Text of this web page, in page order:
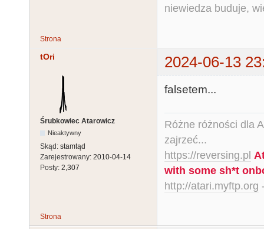
niewiedza buduje,
Strona
tOri 2024-06-13
Śrubkowiec Atarowicz
Nieaktywny
Skąd: stamtąd
Zarejestrowany: 2010-04-14
Posty: 2,307
falsetem...
Różne różności dla
zajrzeć...
https://reversing.pl
with some sh*t
http://atari.myftp.org
Strona